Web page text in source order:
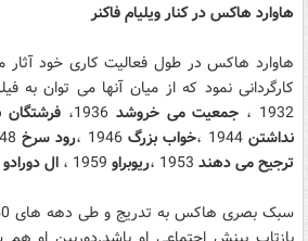
هاوارد هاکس در کنار ویلیام فاکنر
هاوارد هاکس در طول فعالیت کاری خود آثار
کارگردانی نمود که از میان آنها می توان به
1932 ،
جمعیت می خروشد 1936، فرشتگان
نداشتن1944 ، خواب بزرگ1946 ، رود سرخ1948 ،
ترجیح می دهند
ریوبراو ال دورادو